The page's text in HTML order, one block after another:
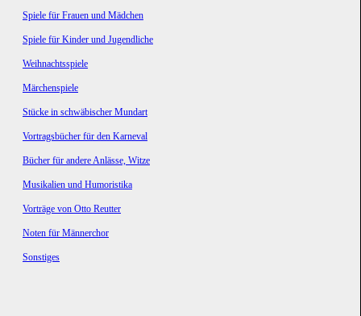
Spiele für Frauen und Mädchen
Spiele für Kinder und Jugendliche
Weihnachtsspiele
Märchenspiele
Stücke in schwäbischer Mundart
Vortragsbücher für den Karneval
Bücher für andere Anlässe, Witze
Musikalien und Humoristika
Vorträge von Otto Reutter
Noten für Männerchor
Sonstiges